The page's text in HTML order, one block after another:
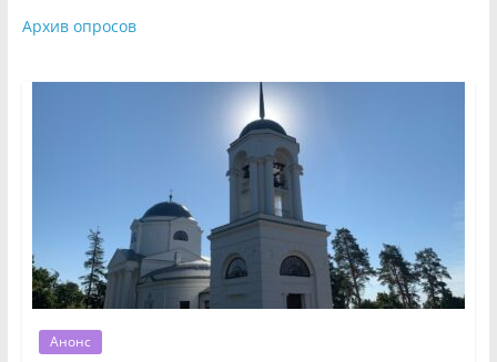
Архив опросов
Анонс